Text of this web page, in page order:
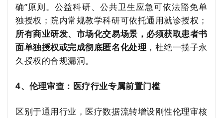
确”原则。公益科研、公共卫生应急可依法豁免单
独授权；院内常规教学科研可依托通用就诊授权；
所有商业研发、市场化交易场景，必须获取患者书
面单独授权或完成彻底匿名化处理 ，杜绝一揽子永
久授权的合规漏洞。
4、伦理审查：医疗行业专属前置门槛
区别于通用行业，医疗数据流转增设刚性伦理审核